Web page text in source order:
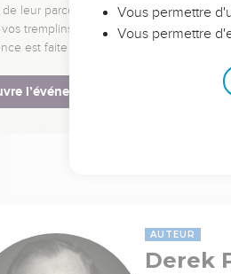
de leur parcours et les clés pour
tremplins. Que vous guidiez un
est faite pour vous.
l’événement
AUTEUR
Derek
Vous permettre
Vous permettre